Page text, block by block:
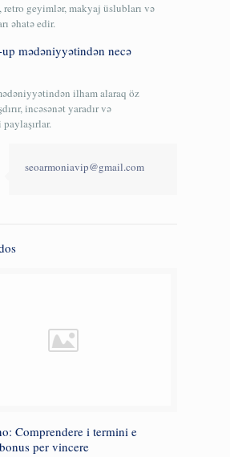
retro geyimlər, makyaj üslubları və
əhatə edir.
mədəniyyətindən necə
ilham alaraq öz
incəsənət yaradır və
seoarmoniavip@gmail.com
Comprendere i termini e
per vincere